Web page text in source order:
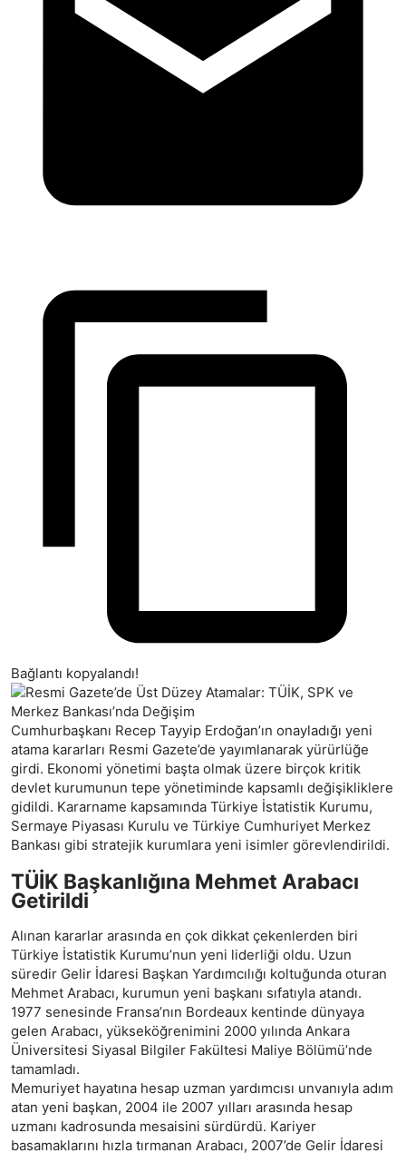
Bağlantı kopyalandı!
Cumhurbaşkanı Recep Tayyip Erdoğan’ın onayladığı yeni
atama kararları Resmi Gazete’de yayımlanarak yürürlüğe
girdi. Ekonomi yönetimi başta olmak üzere birçok kritik
devlet kurumunun tepe yönetiminde kapsamlı değişikliklere
gidildi. Kararname kapsamında Türkiye İstatistik Kurumu,
Sermaye Piyasası Kurulu ve Türkiye Cumhuriyet Merkez
Bankası gibi stratejik kurumlara yeni isimler görevlendirildi.
TÜİK Başkanlığına Mehmet Arabacı
Getirildi
Alınan kararlar arasında en çok dikkat çekenlerden biri
Türkiye İstatistik Kurumu’nun yeni liderliği oldu. Uzun
süredir Gelir İdaresi Başkan Yardımcılığı koltuğunda oturan
Mehmet Arabacı, kurumun yeni başkanı sıfatıyla atandı.
1977 senesinde Fransa’nın Bordeaux kentinde dünyaya
gelen Arabacı, yükseköğrenimini 2000 yılında Ankara
Üniversitesi Siyasal Bilgiler Fakültesi Maliye Bölümü’nde
tamamladı.
Memuriyet hayatına hesap uzman yardımcısı unvanıyla adım
atan yeni başkan, 2004 ile 2007 yılları arasında hesap
uzmanı kadrosunda mesaisini sürdürdü. Kariyer
basamaklarını hızla tırmanan Arabacı, 2007’de Gelir İdaresi